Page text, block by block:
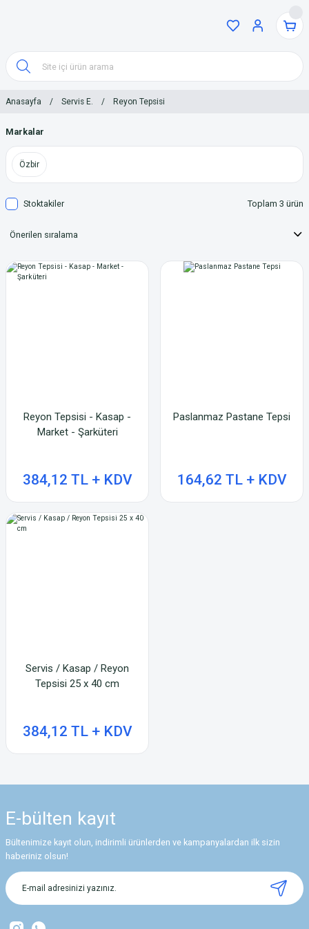
Anasayfa Servis E. Reyon Tepsisi
Markalar
Özbir
Stoktakiler Toplam 3 ürün
Reyon Tepsisi - Kasap -
Market - Şarküteri
384,12 TL + KDV
Paslanmaz Pastane Tepsi
164,62 TL + KDV
Servis / Kasap / Reyon
Tepsisi 25 x 40 cm
384,12 TL + KDV
E-bülten kayıt
Bültenimize kayıt olun, indirimli ürünlerden ve kampanyalardan ilk sizin
haberiniz olsun!